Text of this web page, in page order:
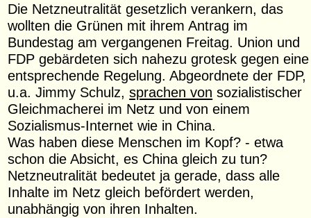
Die Netzneutralität gesetzlich verankern, das
wollten die Grünen mit ihrem Antrag im
Bundestag am vergangenen Freitag. Union und
FDP gebärdeten sich nahezu grotesk gegen eine
entsprechende Regelung. Abgeordnete der FDP,
u.a. Jimmy Schulz,sprachen von sozialistischer
Gleichmacherei im Netz und von einem
Sozialismus-Internet wie in China.
Was haben diese Menschen im Kopf? - etwa
schon die Absicht, es China gleich zu tun?
Netzneutralität bedeutet ja gerade, dass alle
Inhalte im Netz gleich befördert werden,
unabhängig von ihren Inhalten.